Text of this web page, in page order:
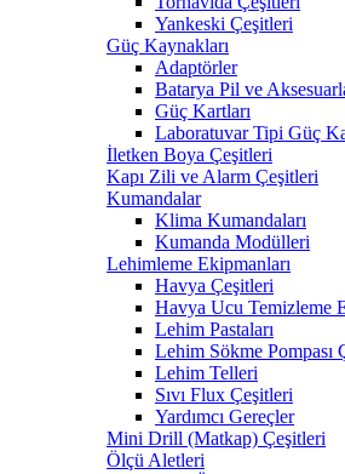
Yankeski Çeşitleri
Güç Kaynakları
Adaptörler
Batarya Pil ve
Güç Kartları
Laboratuvar Tipi Güç
İletken Boya Çeşitleri
Kapı Zili ve Alarm Çeşitleri
Kumandalar
Klima Kumandaları
Kumanda Modülleri
Lehimleme Ekipmanları
Havya Çeşitleri
Havya Ucu Temizleme
Lehim Pastaları
Lehim Sökme Pompası
Lehim Telleri
Sıvı Flux Çeşitleri
Yardımcı Gereçler
Mini Drill (Matkap) Çeşitleri
Ölçü Aletleri